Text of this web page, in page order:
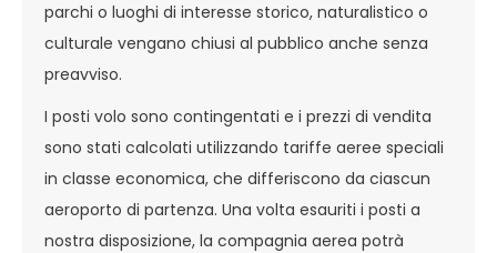
parchi o luoghi di interesse storico, naturalistico o
culturale vengano chiusi al pubblico anche senza
preavviso.
I posti volo sono contingentati e i prezzi di vendita
sono stati calcolati utilizzando tariffe aeree speciali
in classe economica, che differiscono da ciascun
aeroporto di partenza. Una volta esauriti i posti a
nostra disposizione, la compagnia aerea potrà